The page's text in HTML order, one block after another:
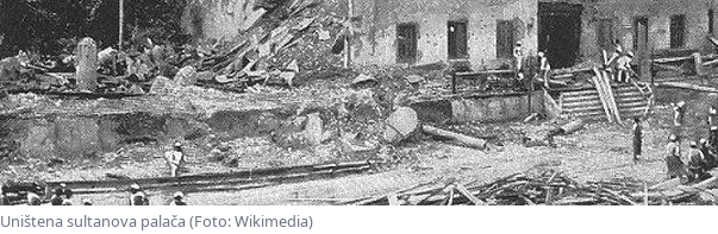
Uništena sultanova palača (Foto: Wikimedia)